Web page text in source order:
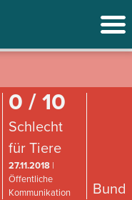
0 / 10
Schlecht
für Tiere
27.11.2018 |
Öffentliche
Kommunikation
Bund